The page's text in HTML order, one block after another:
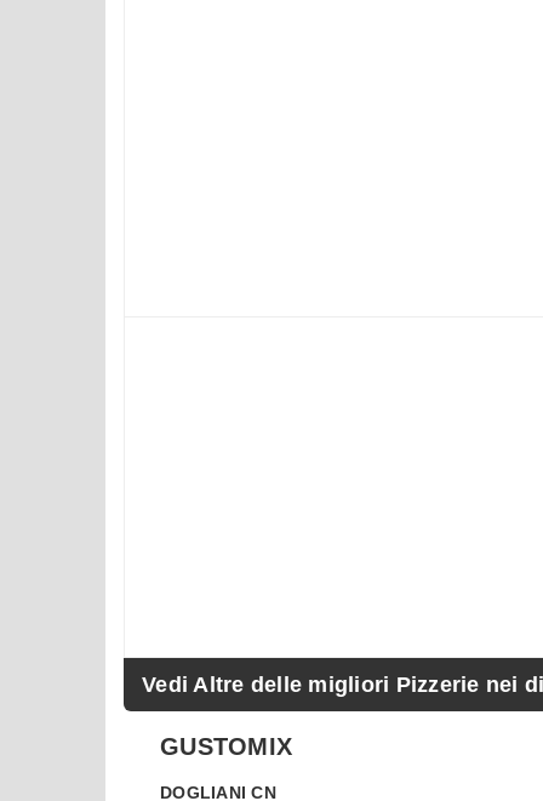
Vedi Altre delle migliori Pizzerie nei
GUSTOMIX
DOGLIANI CN